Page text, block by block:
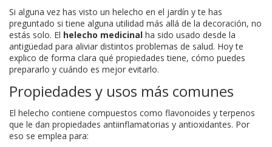
Si alguna vez has visto un helecho en el jardín y te has
preguntado si tiene alguna utilidad más allá de la decoración, no
estás solo. El helecho medicinal ha sido usado desde la
antigüedad para aliviar distintos problemas de salud. Hoy te
explico de forma clara qué propiedades tiene, cómo puedes
prepararlo y cuándo es mejor evitarlo.
Propiedades y usos más comunes
El helecho contiene compuestos como flavonoides y terpenos
que le dan propiedades antiinflamatorias y antioxidantes. Por
eso se emplea para: